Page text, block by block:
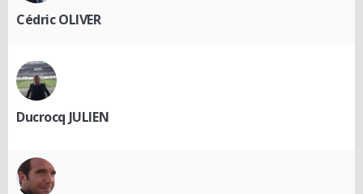
Cédric OLIVER
Ducrocq JULIEN